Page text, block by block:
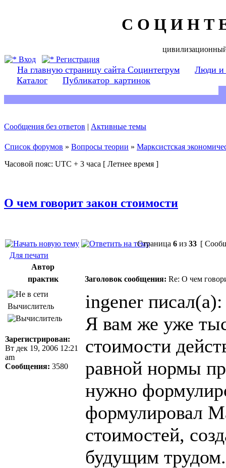
С О Ц И Н Т
Вход
Регистрация
На главную страницу сайта Социнтегрум
Люди и
Каталог
Публикатор_картинок
Сообщения без ответов | Активные темы
Список форумов » Вопросы теории » Марксистская
Часовой пояс: UTC + 3 часа [ Летнее время ]
О чем говорит закон стоимости
Страница 6 из 33 [
Для печати
Автор
практик
Заголовок сообщения: Re: О чем
Вычислитель
Зарегистрирован:
Вт дек 19, 2006 12:21
am
Сообщения: 3580
ingener писал(а):
Я вам же уже
стоимости
равной нормы
нужно
формулировал
стоимостей,
будущим трудом.